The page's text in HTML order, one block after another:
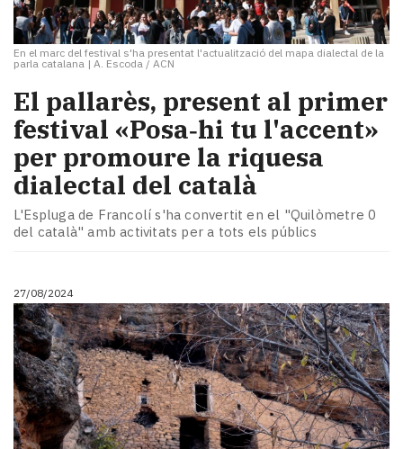
En el marc del festival s'ha presentat l'actualització del mapa dialectal de la
parla catalana | A. Escoda / ACN
El pallarès, present al primer
festival «Posa‑hi tu l'accent»
per promoure la riquesa
dialectal del català
L'Espluga de Francolí s'ha convertit en el "Quilòmetre 0
del català" amb activitats per a tots els públics
27/08/2024